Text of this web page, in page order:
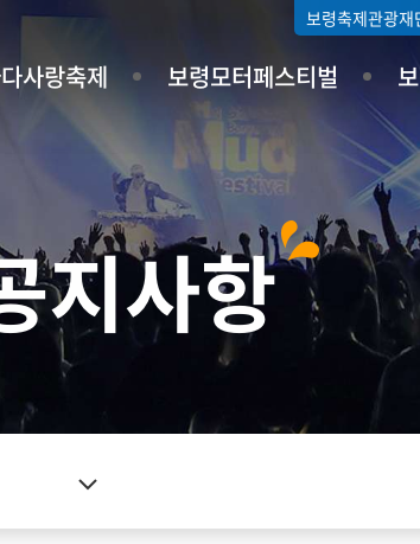
사랑축제 보령모터페스티벌
보령축제관광재
지사항